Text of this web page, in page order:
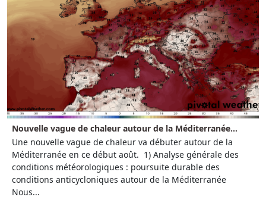
Nouvelle vague de chaleur autour de la Méditerranée...
Une nouvelle vague de chaleur va débuter autour de la
Méditerranée en ce début août. 1) Analyse générale des
conditions météorologiques : poursuite durable des
conditions anticycloniques autour de la Méditerranée
Nous...